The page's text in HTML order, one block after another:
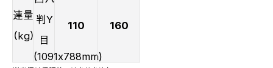
連量
（kg）
判Y
目
(1091x788mm)
110 160